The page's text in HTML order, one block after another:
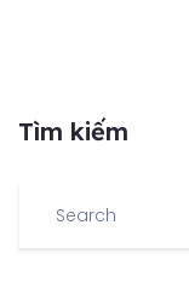
Tìm kiếm